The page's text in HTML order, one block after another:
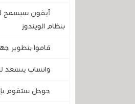
آيفون سيسمح
بنظام الويندوز
قاموا بتطوير
واتساب يستعد
جوجل ستقوم